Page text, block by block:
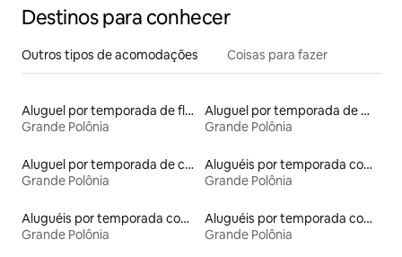
Destinos para conhecer
Outros tipos de acomodações Coisas para fazer
Aluguel por temporada de flats
Grande Polônia
Aluguel por temporada de microcasas
Grande Polônia
Aluguel por temporada de casas de hóspedes
Grande Polônia
Aluguéis por temporada com acesso ao lago
Grande Polônia
Aluguéis por temporada com cama de altura acessível
Grande Polônia
Aluguéis por temporada com café da manhã
Grande Polônia